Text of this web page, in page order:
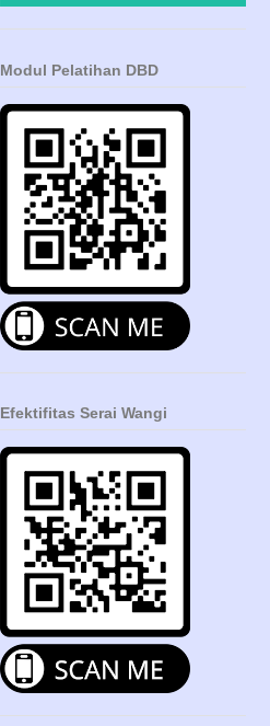
Modul Pelatihan DBD
Efektifitas Serai Wangi